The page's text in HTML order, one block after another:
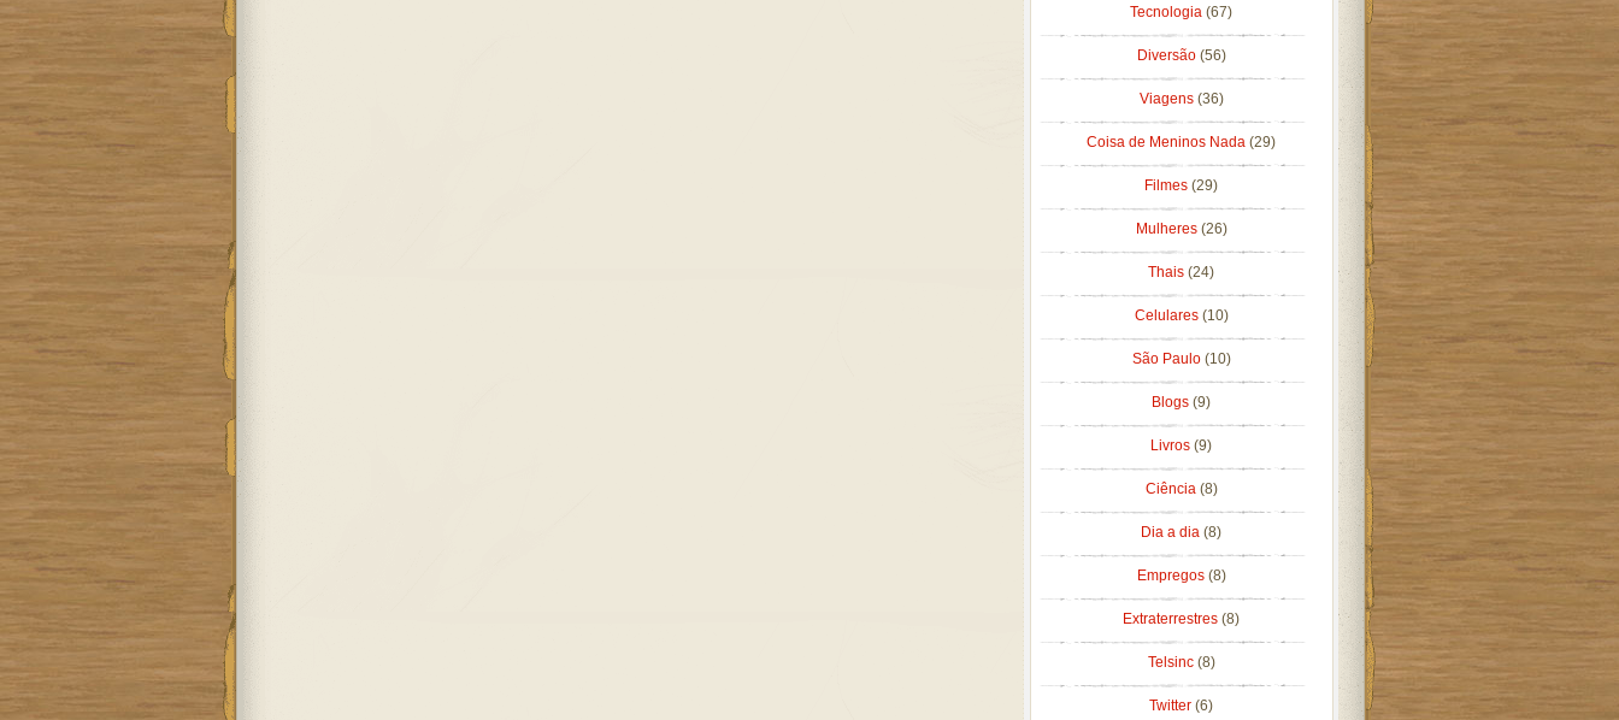
Tecnologia (67)
Diversão (56)
Viagens (36)
Coisa de Meninos Nada (29)
Filmes (29)
Mulheres (26)
Thais (24)
Celulares (10)
São Paulo (10)
Blogs (9)
Livros (9)
Ciência (8)
Dia a dia (8)
Empregos (8)
Extraterrestres (8)
Telsinc (8)
Twitter (6)